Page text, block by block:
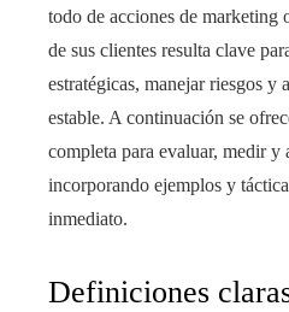
todo de acciones de marketing
de sus clientes resulta clave
estratégicas, manejar riesgos y
estable. A continuación se
completa para evaluar, medir y
incorporando ejemplos y
inmediato.
Definiciones